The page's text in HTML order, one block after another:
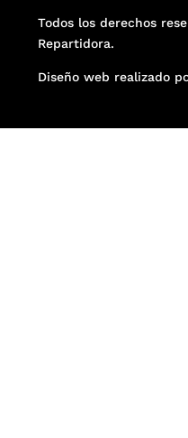
Todos los derechos
Repartidora.
Diseño web realizado